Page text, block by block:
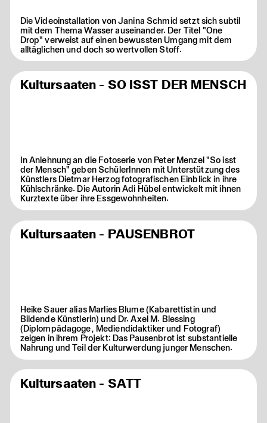
Die Videoinstallation von Janina Schmid setzt sich subtil
mit dem Thema Wasser auseinander. Der Titel "One
Drop" verweist auf einen bewussten Umgang mit dem
alltäglichen und doch so wertvollen Stoff.
Kultursaaten - SO ISST DER MENSCH
In Anlehnung an die Fotoserie von Peter Menzel "So isst
der Mensch" geben SchülerInnen mit Unterstützung des
Künstlers Dietmar Herzog fotografischen Einblick in ihre
Kühlschränke. Die Autorin Adi Hübel entwickelt mit ihnen
Kurztexte über ihre Essgewohnheiten.
Kultursaaten - PAUSENBROT
Heike Sauer alias Marlies Blume (Kabarettistin und
Bildende Künstlerin) und Dr. Axel M. Blessing
(Diplompädagoge, Mediendidaktiker und Fotograf)
zeigen in ihrem Projekt: Das Pausenbrot ist substantielle
Nahrung und Teil der Kulturwerdung junger Menschen.
Kultursaaten - SATT